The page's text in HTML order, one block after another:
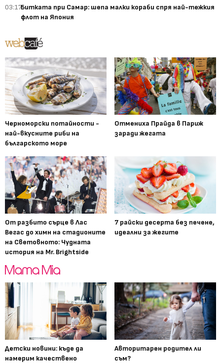
03:17Битката при Самар: шепа малки кораби спря най-тежкия
флот на Япония
Черноморски потайности -
най-вкусните риби на
българското море
Отмениха Прайда в Париж
заради жегата
От разбито сърце в Лас
Вегас до химн на стадионите
на Световното: Чудната
история на Mr. Brightside
7 райски десерта без печене,
идеални за жегите
Детски новини: къде да
намерим качествено
Авторитарен родител ли
съм?